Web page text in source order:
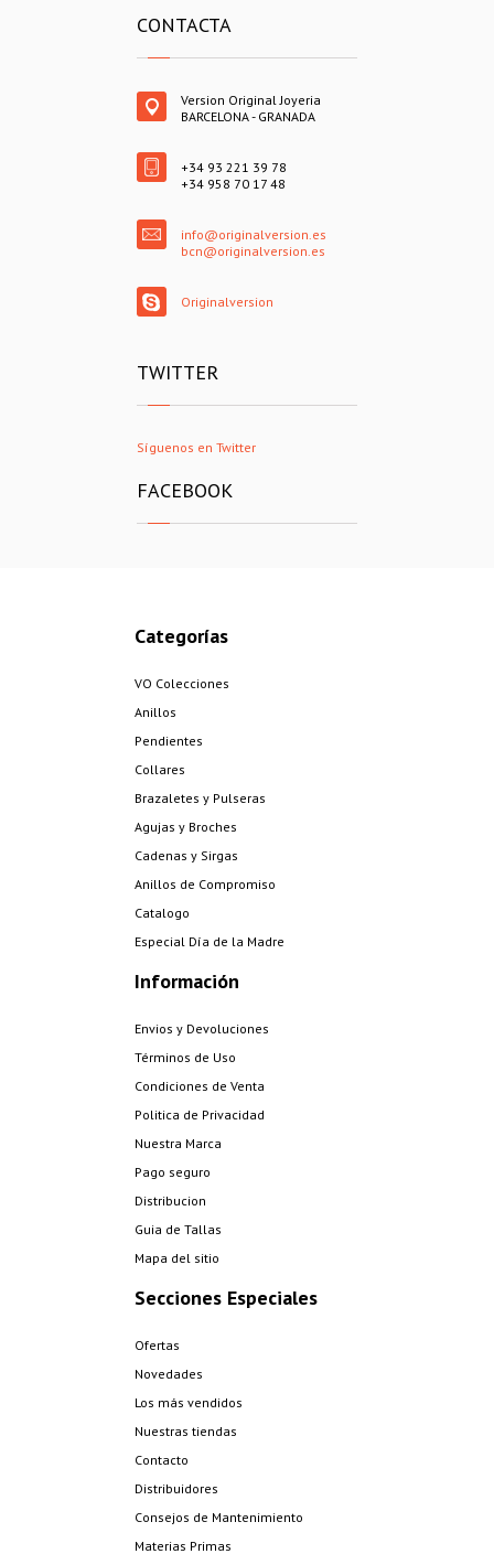
CONTACTA
Version Original Joyeria
BARCELONA - GRANADA
+34 93 221 39 78
+34 958 70 17 48
info@originalversion.es
bcn@originalversion.es
Originalversion
TWITTER
Síguenos en Twitter
FACEBOOK
Categorías
VO Colecciones
Anillos
Pendientes
Collares
Brazaletes y Pulseras
Agujas y Broches
Cadenas y Sirgas
Anillos de Compromiso
Catalogo
Especial Día de la Madre
Información
Envios y Devoluciones
Términos de Uso
Condiciones de Venta
Politica de Privacidad
Nuestra Marca
Pago seguro
Distribucion
Guia de Tallas
Mapa del sitio
Secciones Especiales
Ofertas
Novedades
Los más vendidos
Nuestras tiendas
Contacto
Distribuidores
Consejos de Mantenimiento
Materias Primas